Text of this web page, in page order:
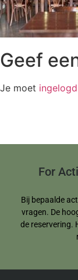
Geef
Je moet
For
Bij bepaalde
vragen. De
de reservering.